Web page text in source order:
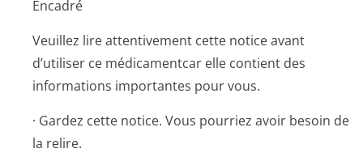
Encadré
Veuillez lire attentivement cette notice avant
d’utiliser ce médicamentcar elle contient des
informations importantes pour vous.
· Gardez cette notice. Vous pourriez avoir besoin de
la relire.